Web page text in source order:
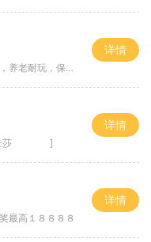
耐玩，保底回収
详情
莎 ]
详情
最高１８８８８
详情